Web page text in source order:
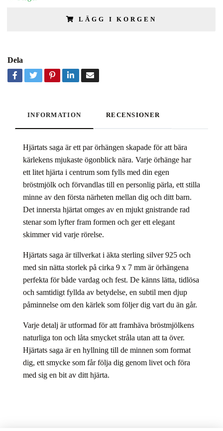
LÄGG I KORGEN
Dela
INFORMATION RECENSIONER
Hjärtats saga är ett par örhängen skapade för att bära
kärlekens mjukaste ögonblick nära. Varje örhänge har
ett litet hjärta i centrum som fylls med din egen
bröstmjölk och förvandlas till en personlig pärla, ett stilla
minne av den första närheten mellan dig och ditt barn.
Det innersta hjärtat omges av en mjukt gnistrande rad
stenar som lyfter fram formen och ger ett elegant
skimmer vid varje rörelse.
Hjärtats saga är tillverkat i äkta sterling silver 925 och
med sin nätta storlek på cirka 9 x 7 mm är örhängena
perfekta för både vardag och fest. De känns lätta, tidlösa
och samtidigt fyllda av betydelse, en subtil men djup
påminnelse om den kärlek som följer dig vart du än går.
Varje detalj är utformad för att framhäva bröstmjölkens
naturliga ton och låta smycket stråla utan att ta över.
Hjärtats saga är en hyllning till de minnen som format
dig, ett smycke som får följa dig genom livet och föra
med sig en bit av ditt hjärta.